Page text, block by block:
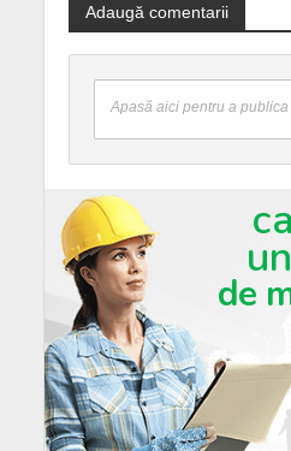
Adaugă comentarii
Apasă aici pentru a